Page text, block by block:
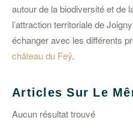
autour de la biodiversité et de
l’attraction territoriale de
échanger avec les différents
château du Feÿ.
Articles Sur Le
Aucun résultat trouvé